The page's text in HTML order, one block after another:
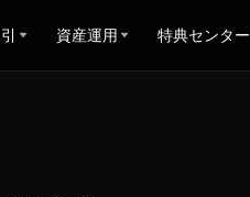
資産運用 特典センター